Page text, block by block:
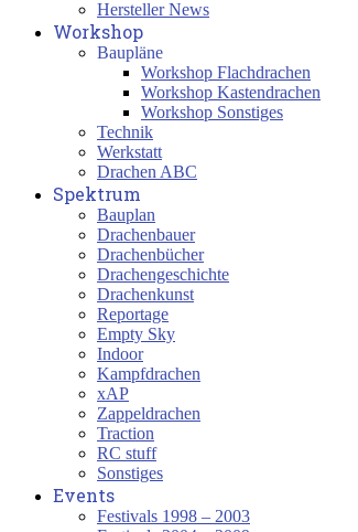
Hersteller News
Workshop
Baupläne
Workshop Flachdrachen
Workshop Kastendrachen
Workshop Sonstiges
Technik
Werkstatt
Drachen ABC
Spektrum
Bauplan
Drachenbauer
Drachenbücher
Drachengeschichte
Drachenkunst
Reportage
Empty Sky
Indoor
Kampfdrachen
xAP
Zappeldrachen
Traction
RC stuff
Sonstiges
Events
Festivals 1998 – 2003